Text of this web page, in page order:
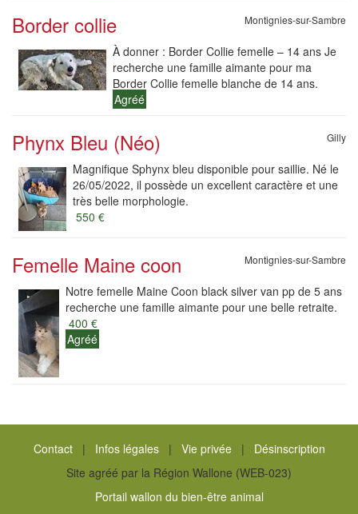
Border collie Montignies-sur-Sambre
À donner : Border Collie femelle – 14 ans Je
recherche une famille aimante pour ma
Border Collie femelle blanche de 14 ans.
Agréé
Phynx Bleu (Néo) Gilly
Magnifique Sphynx bleu disponible pour saillie. Né le
26/05/2022, il possède un excellent caractère et une
très belle morphologie.
550 €
Femelle Maine coon Montignies-sur-Sambre
Notre femelle Maine Coon black silver van pp de 5 ans
recherche une famille aimante pour une belle retraite.
400 €
Agréé
Contact| Infos légales| Vie privée| Désinscription
Site agréé par la Région Wallone (WEB-023)
Portail wallon du bien-être animal